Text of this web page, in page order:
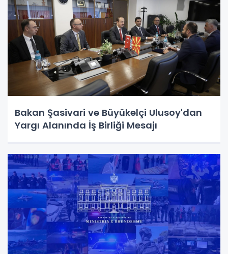
Bakan Şasivari ve Büyükelçi Ulusoy'dan
Yargı Alanında İş Birliği Mesajı